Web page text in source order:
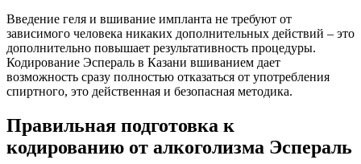
Введение геля и вшивание импланта не требуют от
зависимого человека никаких дополнительных действий – это
дополнительно повышает результативность процедуры.
Кодирование Эспераль в Казани вшиванием дает
возможность сразу полностью отказаться от употребления
спиртного, это действенная и безопасная методика.
Правильная подготовка к
кодированию от алкоголизма Эспераль